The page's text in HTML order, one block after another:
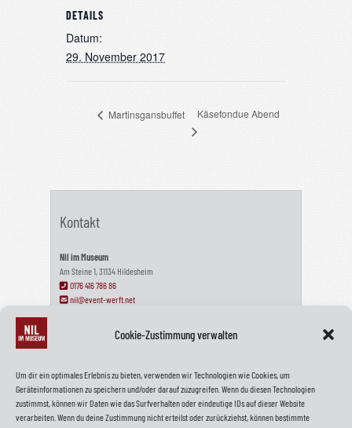
Cookie-Zustimmung verwalten
Um dir ein optimales Erlebnis zu bieten, verwenden wir Technologien wie Cookies, um
Geräteinformationen zu speichern und/oder darauf zuzugreifen. Wenn du diesen Technologien
zustimmst, können wir Daten wie das Surfverhalten oder eindeutige IDs auf dieser Website
verarbeiten. Wenn du deine Zustimmung nicht erteilst oder zurückziehst, können bestimmte
DETAILS
Datum:
29. November 2017
Martinsgansbuffet Käsefondue Abend
Kontakt
Nil im Museum
Am Steine 1, 31134 Hildesheim
0176 416 786 86
nil@event-werft.net
Wir haben unser NIL am 22. Dezember 2024 geschlossen. Wir sagen
Tschüss und vielen Dank!